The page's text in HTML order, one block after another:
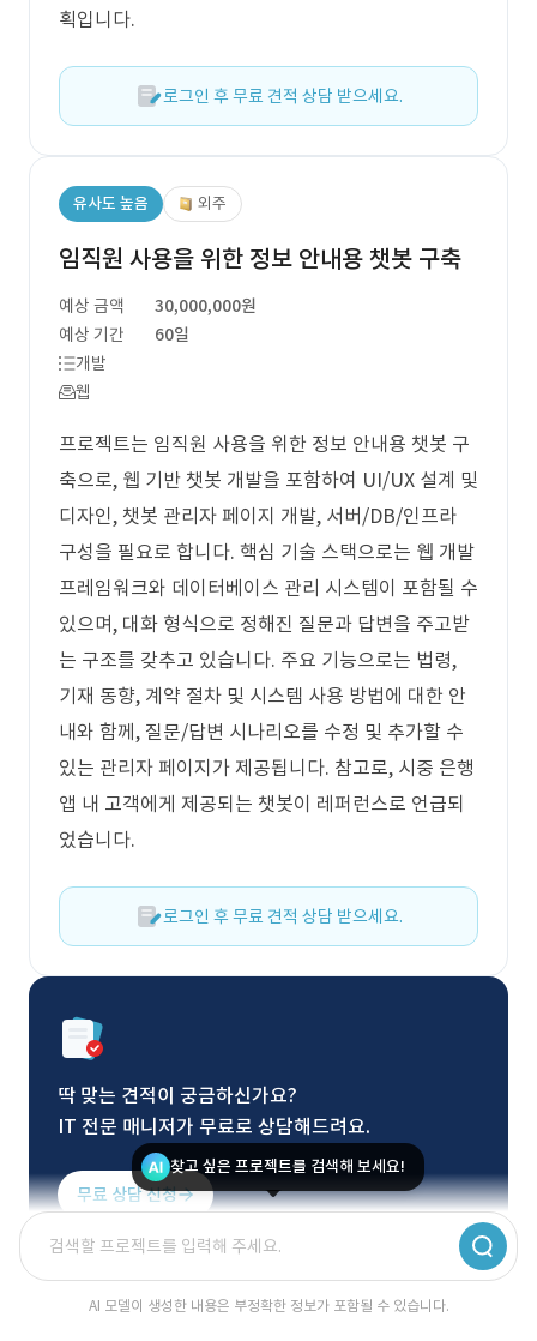
획입니다.
로그인 후 무료 견적 상담 받으세요.
유사도 높음 외주
임직원 사용을 위한 정보 안내용 챗봇 구축
예상 금액
30,000,000원
예상 기간
60일
개발
웹
프로젝트는 임직원 사용을 위한 정보 안내용 챗봇 구
축으로, 웹 기반 챗봇 개발을 포함하여 UI/UX 설계 및
디자인, 챗봇 관리자 페이지 개발, 서버/DB/인프라
구성을 필요로 합니다. 핵심 기술 스택으로는 웹 개발
프레임워크와 데이터베이스 관리 시스템이 포함될 수
있으며, 대화 형식으로 정해진 질문과 답변을 주고받
는 구조를 갖추고 있습니다. 주요 기능으로는 법령,
기재 동향, 계약 절차 및 시스템 사용 방법에 대한 안
내와 함께, 질문/답변 시나리오를 수정 및 추가할 수
있는 관리자 페이지가 제공됩니다. 참고로, 시중 은행
앱 내 고객에게 제공되는 챗봇이 레퍼런스로 언급되
었습니다.
로그인 후 무료 견적 상담 받으세요.
딱 맞는 견적이 궁금하신가요?
IT 전문 매니저가 무료로 상담해드려요.
무료 상담 신청
찾고 싶은 프로젝트를 검색해 보세요!
AI 모델이 생성한 내용은 부정확한 정보가 포함될 수 있습니다.